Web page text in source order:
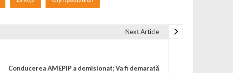
Next Article
Conducerea AMEPIP a demisionat; Va fi demarată